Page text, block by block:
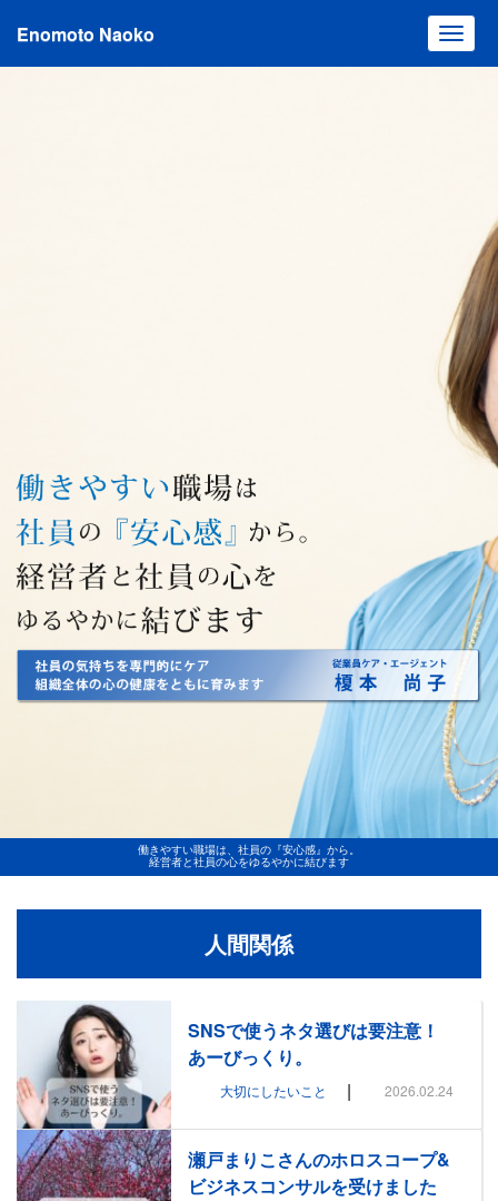
働きやすい職場は、社員の『安心感』から。
経営者と社員の心をゆるやかに結びます
Enomoto Naoko
人間関係
SNSで使うネタ選びは要注意！
あーびっくり。
大切にしたいこと | 2026.02.24
瀬戸まりこさんのホロスコープ&
ビジネスコンサルを受けました